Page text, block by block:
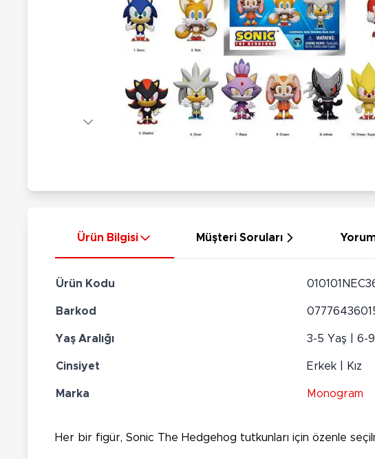
Çeşitli Elektronik Ürünler
Nerf
Silahlar
Silah Setleri
Kılıç Setleri
Ok Setleri
Hobi
Maketler
Sihirbazlık
Puzzlelar
Çeşitli
El İşi Setleri
Slime
Ürün Bilgisi Müşteri Soruları
Ürün Kodu
Barkod
Yaş Aralığı 3-5 Yaş | 6-
Cinsiyet Erkek | Kız
Marka Monogram
Her bir figür, Sonic The Hedgehog tutkunları için özenle